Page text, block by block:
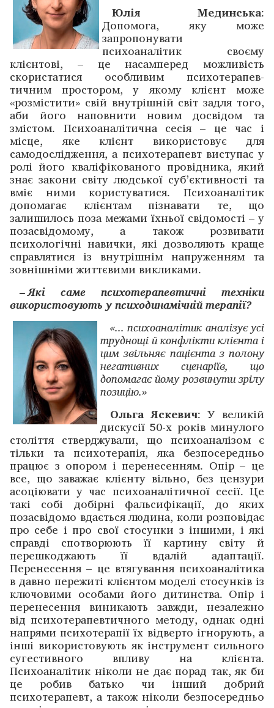
Юлія Мединська:
Допомога, яку може
запропонувати
психоаналітик своєму
клієнтові, – це насамперед можливість
скористатися особливим психотерапев-
тичним простором, у якому клієнт може
«розмістити» свій внутрішній світ задля того,
аби його наповнити новим досвідом та
змістом. Психоаналітична сесія – це час і
місце, яке клієнт використовує для
самодослідження, а психотерапевт виступає у
ролі його кваліфікованого провідника, який
знає закони світу людської суб’єктивності та
вміє ними користуватися. Психоаналітик
допомагає клієнтам пізнавати те, що
залишилось поза межами їхньої свідомості – у
позасвідомому, а також розвивати
психологічні навички, які дозволяють краще
справлятися із внутрішнім напруженням та
зовнішніми життєвими викликами.
– Які саме психотерапевтичні техніки
використовують у психодинамічній терапії?
«... психоаналітик аналізує усі
труднощі й конфлікти клієнта і
цим звільняє пацієнта з полону
негативних сценаріїв, що
допомагає йому розвинути зрілу
позицію.»
Ольга Яскевич: У великій
дискусії 50-х років минулого
століття стверджували, що психоаналізом є
тільки та психотерапія, яка безпосередньо
працює з опором і перенесенням. Опір – це
все, що заважає клієнту вільно, без цензури
асоціювати у час психоаналітичної сесії. Це
такі собі добірні фальсифікації, до яких
позасвідомо вдається людина, коли розповідає
про себе і про свої стосунки з іншими, і які
справді спотворюють її картину світу й
перешкоджають її вдалій адаптації.
Перенесення – це втягування психоаналітика
в давно пережиті клієнтом моделі стосунків із
ключовими особами його дитинства. Опір і
перенесення виникають завжди, незалежно
від психотерапевтичного методу, однак одні
напрями психотерапії їх відверто ігнорують, а
інші використовують як інструмент сильного
сугестивного впливу на клієнта.
Психоаналітик ніколи не дає порад так, як би
це робив батько чи інший добрий
психотерапевт, а також ніколи безпосередньо